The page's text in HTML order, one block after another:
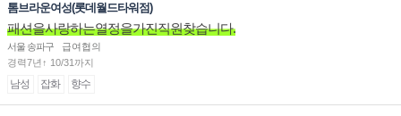
톰브라운여성(롯데월드타워점)
패션을사랑하는열정을가진직원찾습니다.
서울 송파구
급여협의
경력7년↑ 10/31까지
남성 잡화 향수